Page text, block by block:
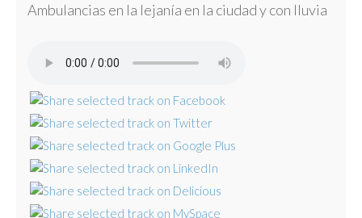
Ambulancias en la lejanía en la ciudad y con lluvia